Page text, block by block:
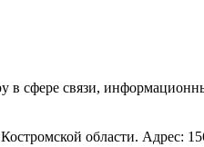
сфере связи,
области. Адрес: